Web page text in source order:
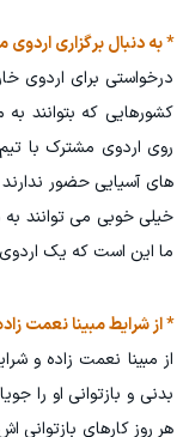
* به دنبال برگزاری
درخواستی برای اردوی
کشورهایی که بتوانند به
روی اردوی مشترک با
های آسیایی حضور
خیلی خوبی می توانند
ما این است که یک اردوی 10، 12 روزه با تیم زنان ترکیه داشته باشیم.
* از شرایط مبینا نعمت
از مبینا نعمت زاده و
بدنی و بازتوانی او را
هر روز کارهای بازتوانی